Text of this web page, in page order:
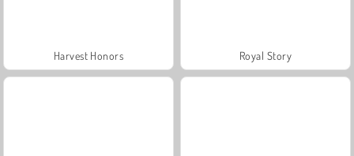
Harvest Honors Royal Story